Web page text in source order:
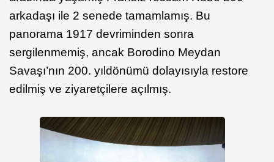
arkadaşı ile 2 senede tamamlamış. Bu
panorama 1917 devriminden sonra
sergilenmemiş, ancak Borodino Meydan
Savaşı’nın 200. yıldönümü dolayısıyla restore
edilmiş ve ziyaretçilere açılmış.